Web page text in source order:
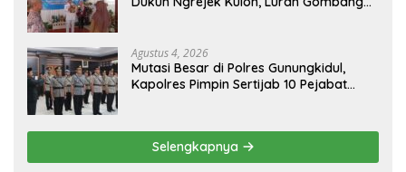
Agustus 4, 2026
Mutasi Besar di Polres Gunungkidul,
Kapolres Pimpin Sertijab 10 Pejabat
Selengkapnya